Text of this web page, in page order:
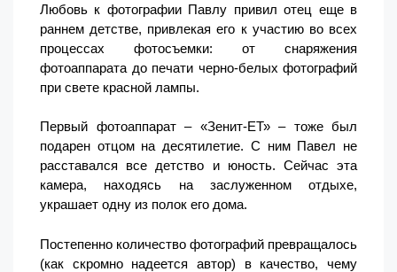
Любовь к фотографии Павлу привил отец еще в
раннем детстве, привлекая его к участию во всех
процессах фотосъемки: от снаряжения
фотоаппарата до печати черно-белых фотографий
при свете красной лампы.
Первый фотоаппарат – «Зенит-ЕТ» – тоже был
подарен отцом на десятилетие. С ним Павел не
расставался все детство и юность. Сейчас эта
камера, находясь на заслуженном отдыхе,
украшает одну из полок его дома.
Постепенно количество фотографий превращалось
(как скромно надеется автор) в качество, чему